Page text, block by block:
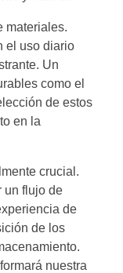
materiales.
el uso diario
Un
como el
de estos
en la
crucial.
un flujo de
de
de los
nuestra